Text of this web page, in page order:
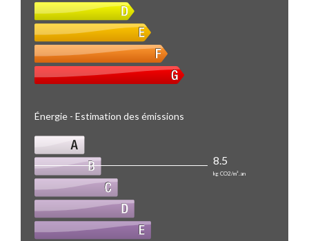
Énergie - Estimation des émissions
8.5
kg CO2/m².an